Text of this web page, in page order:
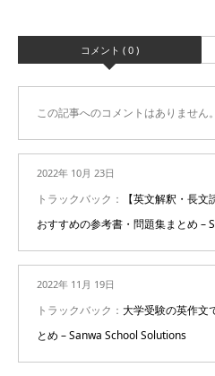
コメント ( 0 )
この記事へのコメントはありません。
2022年 10月 23日
トラックバック：
【英文解釈・長
おすすめの参考書・問題集まとめ –
2022年 11月 19日
トラックバック： 大学受験の英作文
とめ – Sanwa School Solutions